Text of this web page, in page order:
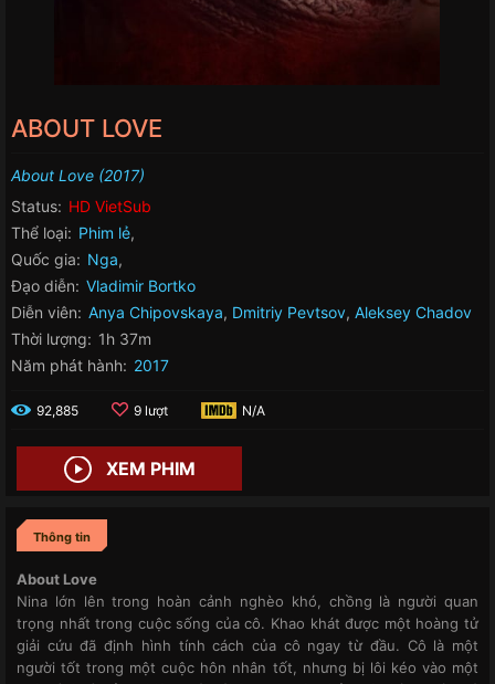
ABOUT LOVE
About Love (2017)
Status: HD VietSub
Thể loại: Phim lẻ,
Quốc gia: Nga,
Đạo diễn: Vladimir Bortko
Diễn viên: Anya Chipovskaya, Dmitriy Pevtsov, Aleksey Chadov
Thời lượng: 1h 37m
Năm phát hành: 2017
92,885 9 lượt N/A
XEM PHIM
Thông tin
About Love
Nina lớn lên trong hoàn cảnh nghèo khó, chồng là người quan
trọng nhất trong cuộc sống của cô. Khao khát được một hoàng tử
giải cứu đã định hình tính cách của cô ngay từ đầu. Cô là một
người tốt trong một cuộc hôn nhân tốt, nhưng bị lôi kéo vào một